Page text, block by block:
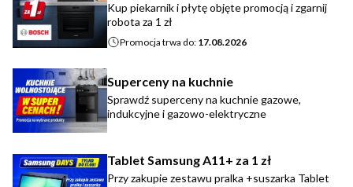
Kup piekarnik i płytę objęte promocją i zgarnij
robota za 1 zł
Promocja trwa do: 17.08.2026
Superceny na kuchnie
Sprawdź superceny na kuchnie gazowe,
indukcyjne i gazowo-elektryczne
Tablet Samsung A11+ za 1 zł
Przy zakupie zestawu pralka +suszarka Tablet